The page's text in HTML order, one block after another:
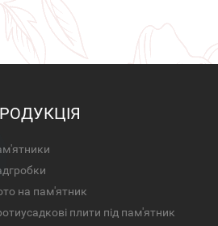
на пам'ятник
плити під пам'ятник